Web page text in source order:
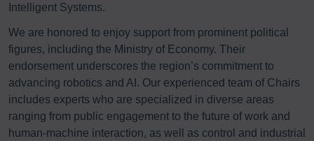
Intelligent Systems.
We are honored to enjoy support from prominent political
figures, including the Ministry of Economy. Their
endorsement underscores the region’s commitment to
advancing robotics and AI. Our experienced team of Chairs
includes experts who are specialized in diverse areas
ranging from public engagement to the future of work and
human-machine interaction, as well as control and industrial